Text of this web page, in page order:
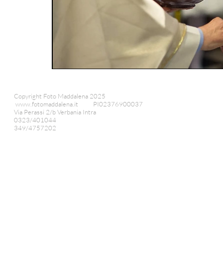
Copyright Foto Maddalena 2025
www.fotomaddalena.it PI02376900037
Via Perassi 2/b Verbania Intra
0323/401044
349/4757202